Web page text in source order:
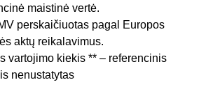
maistinė vertė.
perskaičiuotas pagal Europos
aktų reikalavimus.
vartojimo kiekis ** – referencinis
nenustatytas